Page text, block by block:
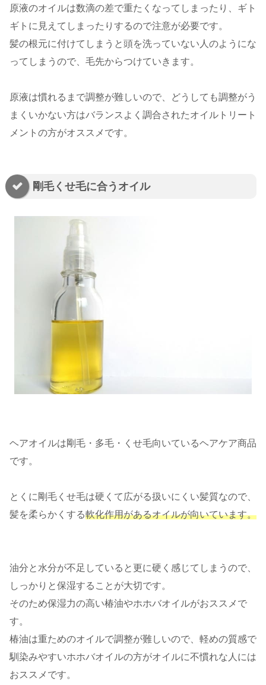
原液のオイルは数滴の差で重たくなってしまったり、ギト
ギトに見えてしまったりするので注意が必要です。
髪の根元に付けてしまうと頭を洗っていない人のようにな
ってしまうので、毛先からつけていきます。
原液は慣れるまで調整が難しいので、どうしても調整がう
まくいかない方はバランスよく調合されたオイルトリート
メントの方がオススメです。
剛毛くせ毛に合うオイル
ヘアオイルは剛毛・多毛・くせ毛向いているヘアケア商品
です。
とくに剛毛くせ毛は硬くて広がる扱いにくい髪質なので、
髪を柔らかくする軟化作用があるオイルが向いています。
油分と水分が不足していると更に硬く感じてしまうので、
しっかりと保湿することが大切です。
そのため保湿力の高い椿油やホホバオイルがおススメで
す。
椿油は重ためのオイルで調整が難しいので、軽めの質感で
馴染みやすいホホバオイルの方がオイルに不慣れな人には
おススメです。